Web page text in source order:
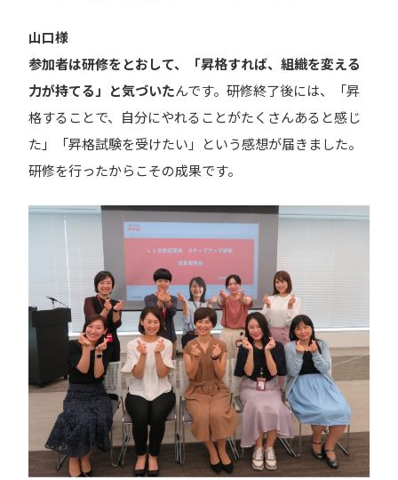
山口様
参加者は研修をとおして、「昇格すれば、組織を変える
力が持てる」と気づいたんです。研修終了後には、「昇
格することで、自分にやれることがたくさんあると感じ
た」「昇格試験を受けたい」という感想が届きました。
研修を行ったからこその成果です。